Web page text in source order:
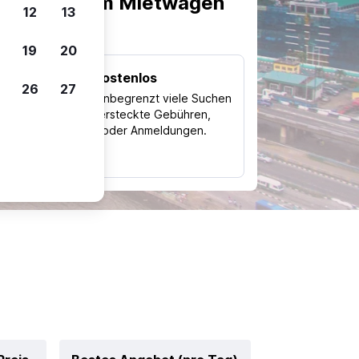
Kostenlos
Nutze unbegrenzt viele Suchen
ohne versteckte Gebühren,
Kosten oder Anmeldungen.
12 13
19 20
26 27